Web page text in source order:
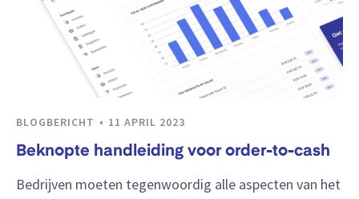
BLOGBERICHT 11 APRIL 2023
Beknopte handleiding voor order-to-cash
Bedrijven moeten tegenwoordig alle aspecten van het